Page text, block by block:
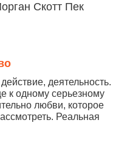
Скотт Пек
деятельность.
к одному серьезному
любви, которое
Реальная